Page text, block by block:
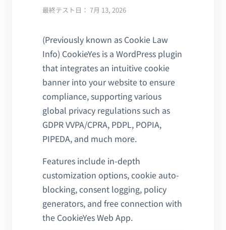
最終テスト日： 7月 13, 2026
(Previously known as Cookie Law
Info) CookieYes is a WordPress plugin
that integrates an intuitive cookie
banner into your website to ensure
compliance, supporting various
global privacy regulations such as
GDPR VVPA/CPRA, PDPL, POPIA,
PIPEDA, and much more.
Features include in-depth
customization options, cookie auto-
blocking, consent logging, policy
generators, and free connection with
the CookieYes Web App.